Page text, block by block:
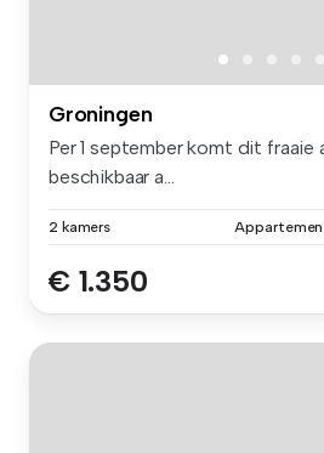
Groningen
Per 1 september komt dit fraaie
beschikbaar a...
2 kamers
€ 1.350